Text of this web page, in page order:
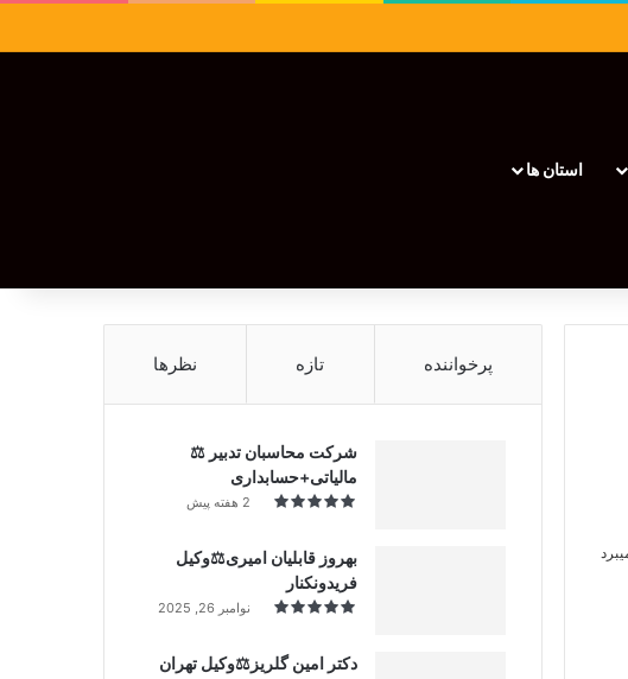
استان ها
پرخواننده تازه نظرها
شرکت محاسبان تدبیر ⚖️
مالیاتی+حسابداری
2 هفته پیش
بهروز قابلیان امیری⚖️وکیل
فریدونکنار
نوامبر 26, 2025
دکتر امین گلریز⚖️وکیل تهران